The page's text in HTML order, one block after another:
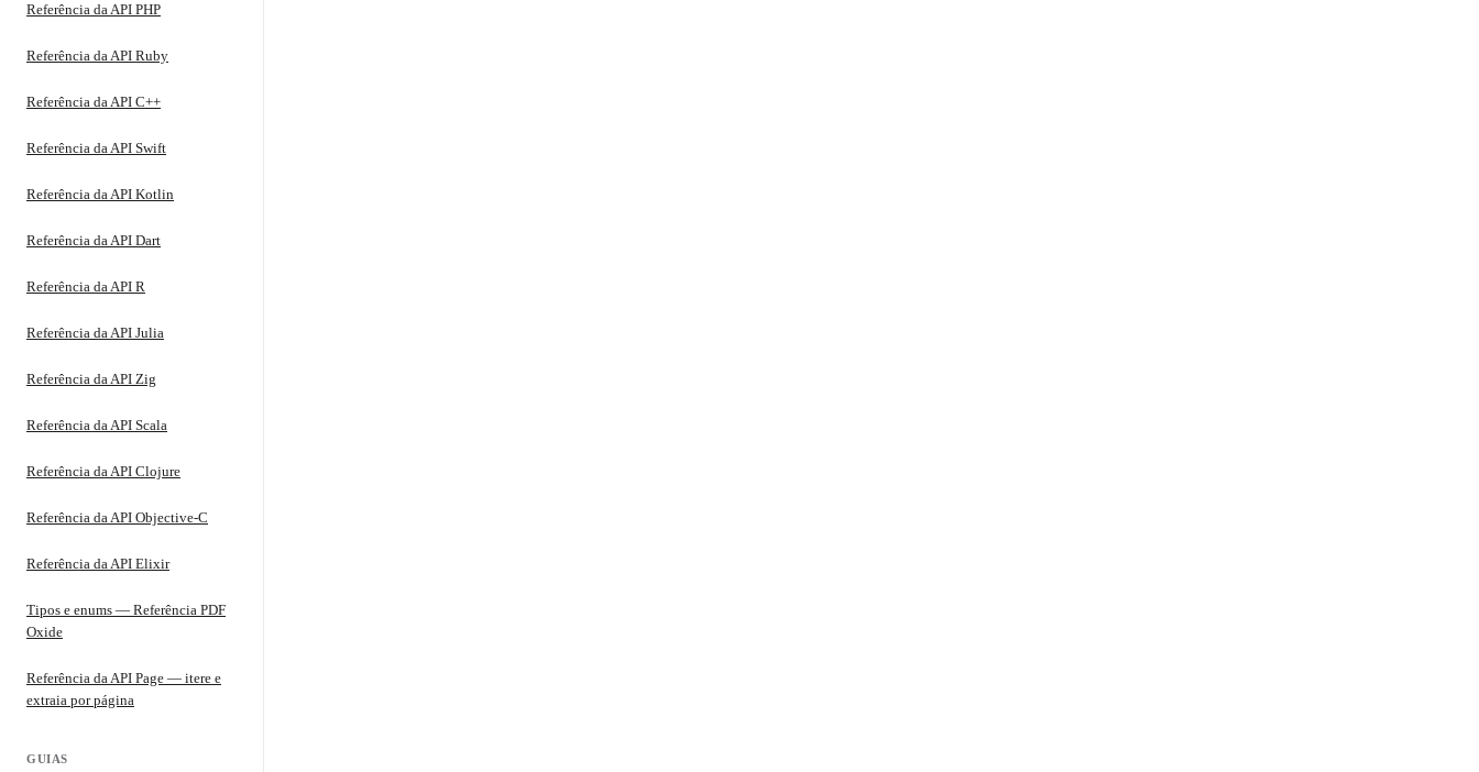
Referência da API PHP
Referência da API Ruby
Referência da API C++
Referência da API Swift
Referência da API Kotlin
Referência da API Dart
Referência da API R
Referência da API Julia
Referência da API Zig
Referência da API Scala
Referência da API Clojure
Referência da API Objective-C
Referência da API Elixir
Tipos e enums — Referência PDF
Oxide
Referência da API Page — itere e
extraia por página
GUIAS